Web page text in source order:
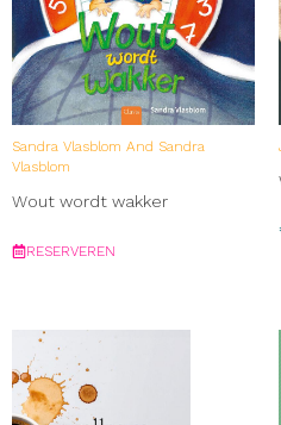
verleden niet herschrijven,
Sandra Vlasblom And Sandra
Vlasblom
Wout wordt wakker
RESERVEREN